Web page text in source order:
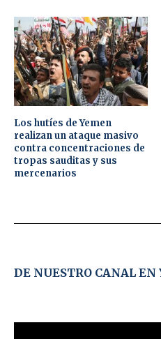
Los hutíes de Yemen
realizan un ataque masivo
contra concentraciones de
tropas sauditas y sus
mercenarios
DE NUESTRO CANAL EN